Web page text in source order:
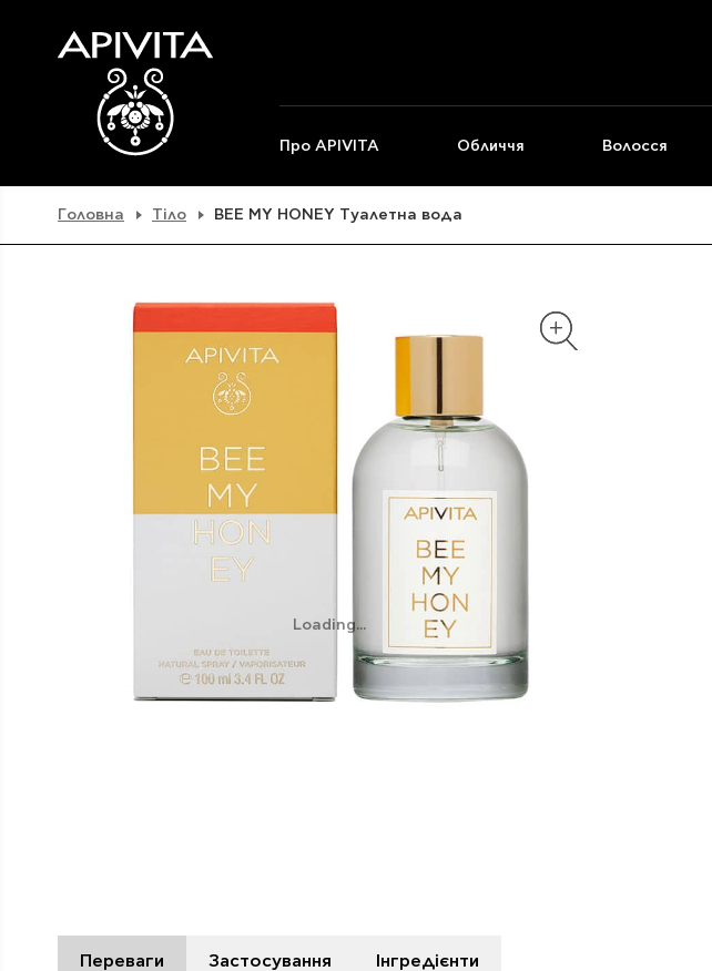
Про APIVITA Обличчя Волосся
Головна Тіло BEE MY HONEY Туалетна вода
Loading...
Переваги Застосування Інгредієнти